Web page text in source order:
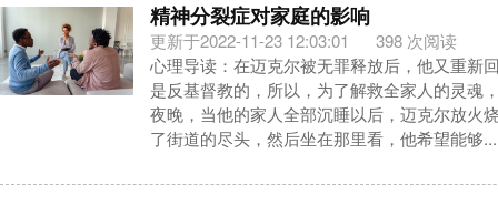
精神分裂症对家庭的影响
更新于2022-11-23 12:03:01
398 次阅读
心理导读：在迈克尔被无罪释放后，他又重新
是反基督教的，所以，为了解救全家人的灵魂
夜晚，当他的家人全部沉睡以后，迈克尔放火
了街道的尽头，然后坐在那里看，他希望能够...